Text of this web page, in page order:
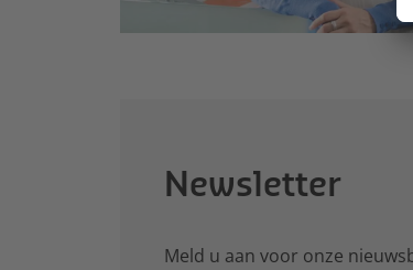
Newsletter
Meld u aan voor onze